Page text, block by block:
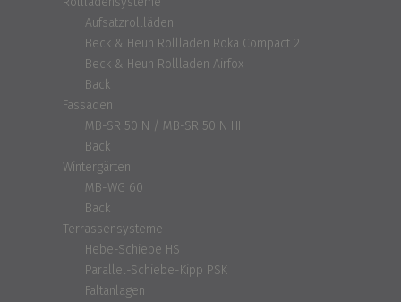
Aufsatzrollläden
Beck & Heun Rollladen Roka Compact 2
Beck & Heun Rollladen Airfox
Back
Fassaden
MB-SR 50 N / MB-SR 50 N HI
Back
Wintergärten
MB-WG 60
Back
Terrassensysteme
Hebe-Schiebe HS
Parallel-Schiebe-Kipp PSK
Faltanlagen